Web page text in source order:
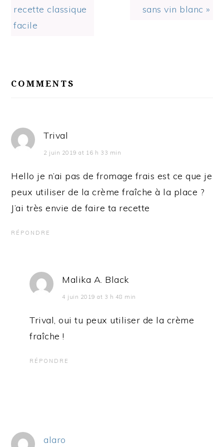
recette classique
facile
sans vin blanc »
INTERACTIONS
COMMENTS
Trival
2 juin 2019 at 16 h 33 min
Hello je n’ai pas de fromage frais est ce que je
peux utiliser de la crème fraîche à la place ?
J’ai très envie de faire ta recette
RÉPONDRE
Malika A. Black
4 juin 2019 at 3 h 48 min
Trival, oui tu peux utiliser de la crème
fraîche !
RÉPONDRE
alaro